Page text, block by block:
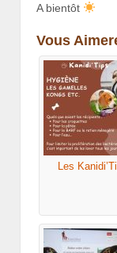
A bientôt
Vous
Les